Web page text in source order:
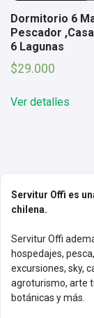
Dormitorio 6
Pescador
6 Lagunas
$29.000
Ver detalles
Servitur Offi es
chilena.
Servitur Offi
hospedajes,
excursiones, sky,
agroturismo, arte
botánicas y más.